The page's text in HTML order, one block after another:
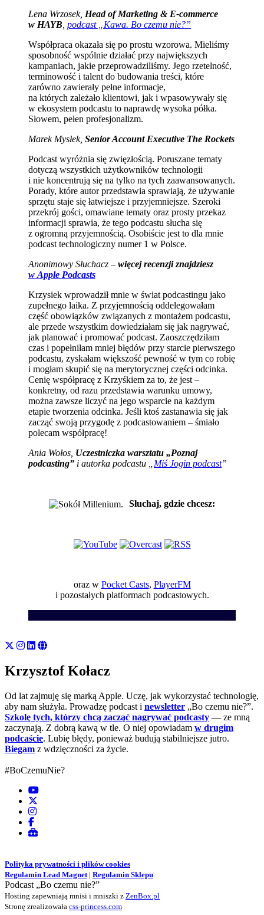
Lena Wrzosek, Head of Marketing & E-commerce
w HAYB podcast „Kawa. Bo czemu nie?”
Współpraca okazała się po prostu wzorowa. Mieliśmy
sposobność wspólnie działać przy największych
kampaniach, jakie przeprowadziliśmy. Jego rzetelność,
terminowość i talent do budowania treści, które
zarówno zawierały pełne informacje,
na których zależało klientowi, jak i wpasowywały się
w ekosystem podcastu to naprawdę wysoka półka.
Słowem, pełen profesjonalizm.
Marek Mysłek, Senior Account Executive The Rockets
Podcast wyróżnia się zwięzłością. Poruszane tematy
dotyczą wszystkich użytkowników technologii
i nie koncentrują się na tylko na tych zaawansowanych.
Porady, które autor przedstawia sprawiają, że używanie
sprzętu staje się łatwiejsze i przyjemniejsze. Szeroki
przekrój gości, omawiane tematy oraz prosty przekaz
informacji sprawia, że tego podcastu słucha się
z ogromną przyjemnością. Osobiście jest to dla mnie
podcast technologiczny numer 1 w Polsce.
Anonimowy Słuchacz – więcej recenzji znajdziesz
w Apple Podcasts
Krzysiek wprowadził mnie w świat podcastingu jako
zupełnego laika. Z przyjemnością oddelegowałam
część obowiązków związanych z montażem podcastu,
ale przede wszystkim dowiedziałam się jak nagrywać,
jak planować i promować podcast. Zaoszczędziłam
czas i popełniłam mniej błędów przy starcie pierwszego
podcastu, zyskałam większość pewność w tym co robię
i mogłam skupić się na merytorycznej części odcinka.
Cenię współpracę z Krzyśkiem za to, że jest –
konkretny, od razu przedstawia warunku umowy,
można zawsze liczyć na jego wsparcie na każdym
etapie tworzenia odcinka. Jeśli ktoś zastanawia się jak
zacząć swoją przygodę z podcastowaniem – śmiało
polecam współpracę!
Ania Wołos, Uczestniczka warsztatu „Poznaj
podcasting” i autorka podcastu „ Miś Jogin podcast”
Słuchaj, gdzie chcesz:
oraz w Pocket Casts, PlayerFM
i pozostałych platformach podcastowych.
Krzysztof Kołacz
Od lat zajmuję się marką Apple. Uczę, jak wykorzystać technologię,
aby nam służyła. Prowadzę podcast i newsletter „Bo czemu nie?”.
Szkolę tych, którzy chcą zacząć nagrywać podcasty — ze mną
zaczynają. Z dobrą kawą w tle. O niej opowiadam w drugim
podcaście. Lubię błędy, ponieważ budują stabilniejsze jutro.
Biegam z wdzięczności za życie.
#BoCzemuNie?
Polityka prywatności i plików cookies
Regulamin Lead Magnet| Regulamin Sklepu
Podcast „Bo czemu nie?”
Hosting zapewniają mnisi i mniszki z ZenBox.pl
Stronę zrealizowała css-princess.com